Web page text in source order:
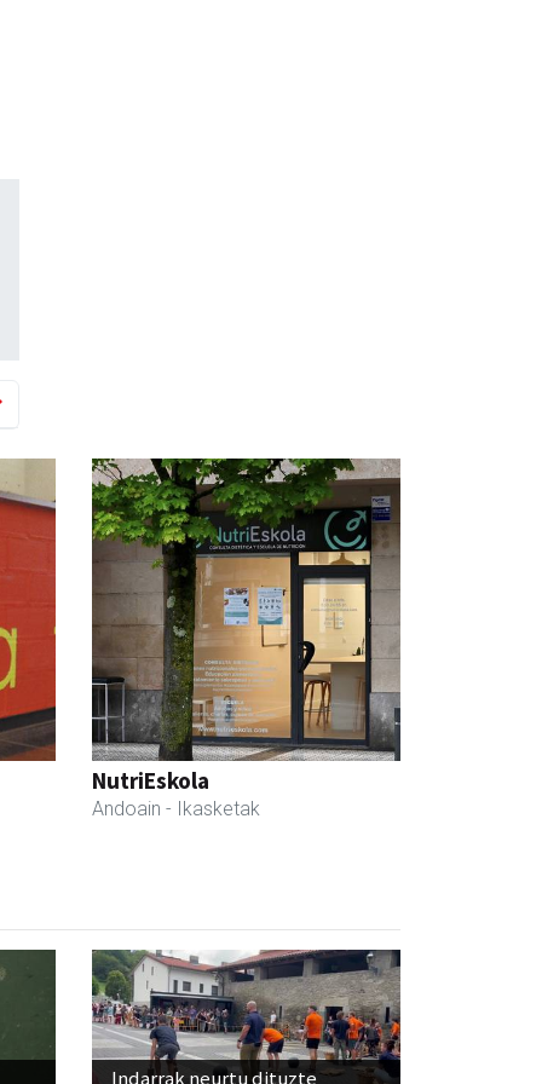
NutriEskola
Andoain - Ikasketak
Indarrak neurtu dituzte